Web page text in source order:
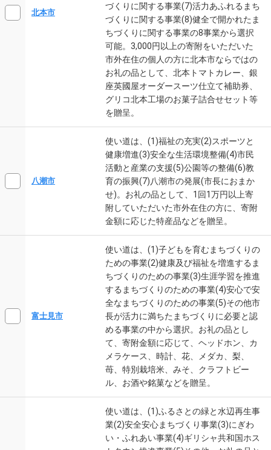
北本市
づくりに関する事業(7)活力あふれるまち
づくりに関する事業(8)健全で開かれたま
ちづくりに関する事業の8事業から選択
可能。3,000円以上の寄附をいただいた
市外在住の個人の方に北本市ならではの
お礼の品として、北本トマトカレー、銀
座英國屋オーダースーツ仕立て補助券、
グリコ北本工場のお菓子詰合せセット等
を贈呈。
八潮市
使い道は、(1)福祉の充実(2)スポーツと
健康増進(3)安全な生活環境整備(4)市民
活動と産業の支援(5)公園等の整備(6)教
育の振興(7)八潮市の発展(市長におまか
せ)。お礼の品として、1回1万円以上寄
附していただいた市外在住の方に、寄附
金額に応じた特産品などを贈呈。
富士見市
使い道は、(1)子どもを育むまちづくりの
ための事業(2)健康及び福祉を増進するま
ちづくりのための事業(3)生涯学習を推進
するまちづくりのための事業(4)安心で安
全なまちづくりのための事業(5)その他市
長が活力に満ちたまちづくりに必要と認
める事業の中から選択。お礼の品とし
て、寄附金額に応じて、ヘッドホン、カ
メラケース、時計、花、メダカ、梨、
苺、特別栽培米、みそ、クラフトビー
ル、お酒や銘菓などを贈呈。
使い道は、(1)ふるさとの緑と水辺再生事
業(2)安全安心まちづくり事業(3)にぎわ
い・ふれあい事業(4)ギリシャ共和国ホス